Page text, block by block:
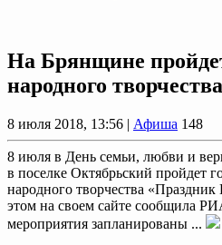
На Брянщине
народного
8 июля 2018, 13:56 | Афиша 148
8 июля в День семьи, любви и
в поселке Октябрьский пройдет
народного творчества
этом на своем сайте сообщила
мероприятия запланированы ...